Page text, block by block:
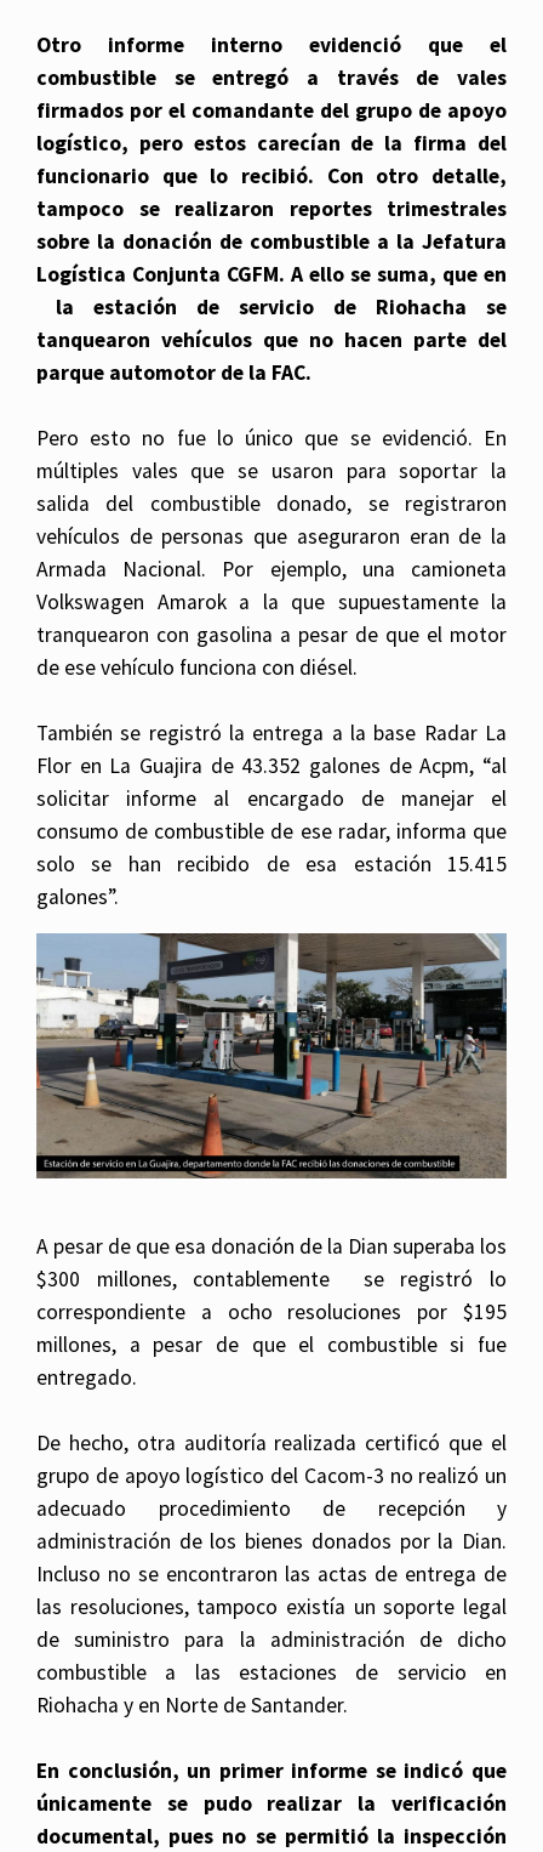
Otro informe interno evidenció que el
combustible se entregó a través de vales
firmados por el comandante del grupo de apoyo
logístico, pero estos carecían de la firma del
funcionario que lo recibió. Con otro detalle,
tampoco se realizaron reportes trimestrales
sobre la donación de combustible a la Jefatura
Logística Conjunta CGFM. A ello se suma, que en
la estación de servicio de Riohacha se
tanquearon vehículos que no hacen parte del
parque automotor de la FAC.
Pero esto no fue lo único que se evidenció. En
múltiples vales que se usaron para soportar la
salida del combustible donado, se registraron
vehículos de personas que aseguraron eran de la
Armada Nacional. Por ejemplo, una camioneta
Volkswagen Amarok a la que supuestamente la
tranquearon con gasolina a pesar de que el motor
de ese vehículo funciona con diésel.
También se registró la entrega a la base Radar La
Flor en La Guajira de 43.352 galones de Acpm, “al
solicitar informe al encargado de manejar el
consumo de combustible de ese radar, informa que
solo se han recibido de esa estación 15.415
galones”.
A pesar de que esa donación de la Dian superaba los
$300 millones, contablemente se registró lo
correspondiente a ocho resoluciones por $195
millones, a pesar de que el combustible si fue
entregado.
De hecho, otra auditoría realizada certificó que el
grupo de apoyo logístico del Cacom-3 no realizó un
adecuado procedimiento de recepción y
administración de los bienes donados por la Dian.
Incluso no se encontraron las actas de entrega de
las resoluciones, tampoco existía un soporte legal
de suministro para la administración de dicho
combustible a las estaciones de servicio en
Riohacha y en Norte de Santander.
En conclusión, un primer informe se indicó que
únicamente se pudo realizar la verificación
documental, pues no se permitió la inspección